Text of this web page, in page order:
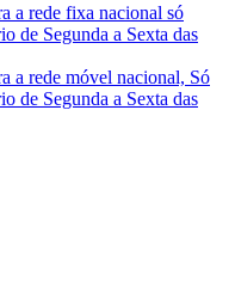
a rede fixa nacional só
de Segunda a Sexta das
a rede móvel nacional, Só
de Segunda a Sexta das